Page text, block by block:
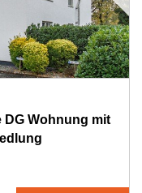
Wohnung mit